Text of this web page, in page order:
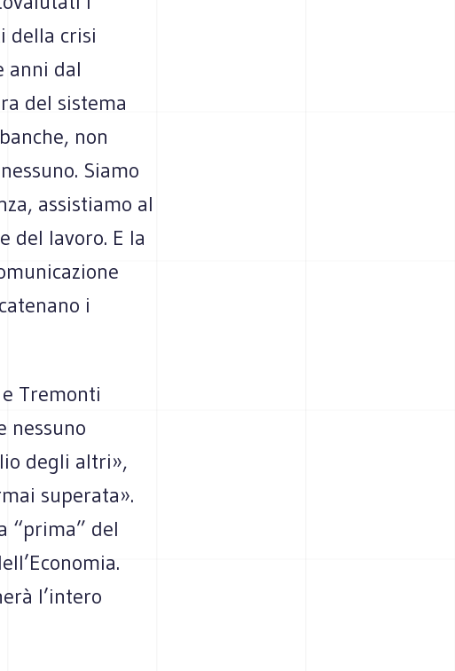
della crisi
anni dal
del sistema
non
Siamo
assistiamo al
del lavoro. E la
i
Tremonti
nessuno
degli altri»,
superata».
“prima” del
l’intero